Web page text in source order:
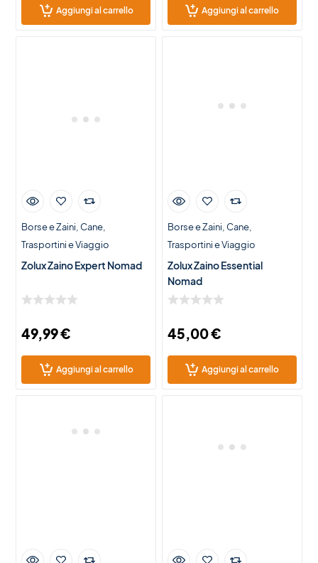
Aggiungi al carrello Aggiungi al carrello
Borse e Zaini Cane
Trasportini e Viaggio
Zolux Zaino Expert Nomad
49,99€
Aggiungi al carrello
Borse e Zaini Cane
Trasportini e Viaggio
Zolux Zaino Essential
Nomad
45,00€
Aggiungi al carrello